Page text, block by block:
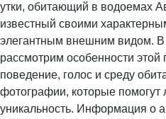
утки, обитающий в водоемах
известный своими
элегантным внешним видом.
рассмотрим особенности
поведение, голос и среду
фотографии, которые помогут
уникальность. Информация о